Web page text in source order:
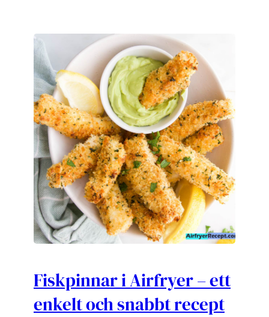
Fiskpinnar i Airfryer – ett
enkelt och snabbt recept